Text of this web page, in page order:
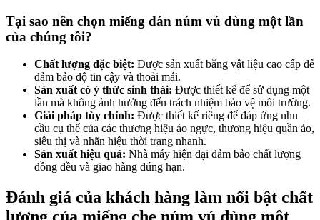
Tại sao nên chọn miếng dán núm vú dùng một lần
của chúng tôi?
Chất lượng đặc biệt: Được sản xuất bằng vật liệu cao cấp để
đảm bảo độ tin cậy và thoải mái.
Sản xuất có ý thức sinh thái: Được thiết kế để sử dụng một
lần mà không ảnh hưởng đến trách nhiệm bảo vệ môi trường.
Giải pháp tùy chỉnh: Được thiết kế riêng để đáp ứng nhu
cầu cụ thể của các thương hiệu áo ngực, thương hiệu quần áo,
siêu thị và nhãn hiệu thời trang nhanh.
Sản xuất hiệu quả: Nhà máy hiện đại đảm bảo chất lượng
đồng đều và giao hàng đúng hạn.
Đánh giá của khách hàng làm nổi bật chất